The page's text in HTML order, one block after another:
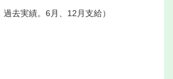
去実績。6月、12月支給）